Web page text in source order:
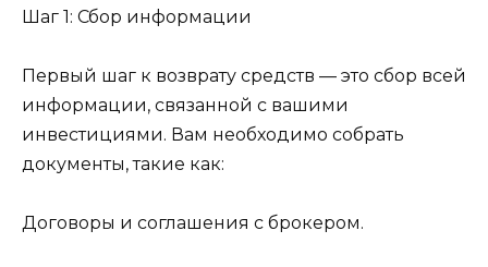
Шаг 1: Сбор информации
Первый шаг к возврату средств — это сбор всей
информации, связанной с вашими
инвестициями. Вам необходимо собрать
документы, такие как:
Договоры и соглашения с брокером.